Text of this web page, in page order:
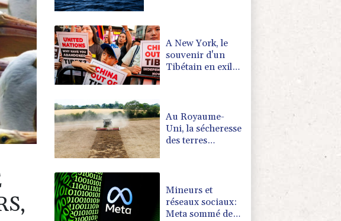
A New York, le
souvenir d'un
Tibétain en exil
Au Royaume-
Uni, la sécheresse
des terres
Mineurs et
réseaux sociaux:
Meta sommé de